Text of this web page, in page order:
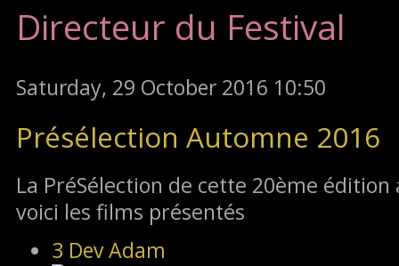
Directeur du Festival
Saturday, 29 October 2016 10:50
Présélection Automne 2016
La PréSélection de cette 20ème édition
voici les films présentés
3 Dev Adam